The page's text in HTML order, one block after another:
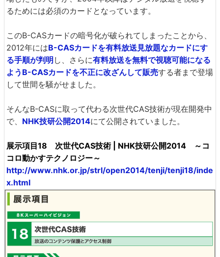
るためには必須のカードとなっています。
このB-CASカードの暗号化が破られてしまったことから、
2012年にはB-CASカードを有料放送見放題なカードにす
る手順が判明 し、さらに有料放送を無料で視聴可能になる
ようB-CASカードを不正に改ざんして販売する者まで登場
して世間を騒がせました。
そんなB-CASに取って代わる次世代CAS技術が現在開発中
で、 NHK技研公開2014にて公開されていました。
展示項目18 次世代CAS技術 | NHK技研公開2014 ～コ
コロ動かすテクノロジー～
http://www.nhk.or.jp/strl/open2014/tenji/tenji18/inde
x.html